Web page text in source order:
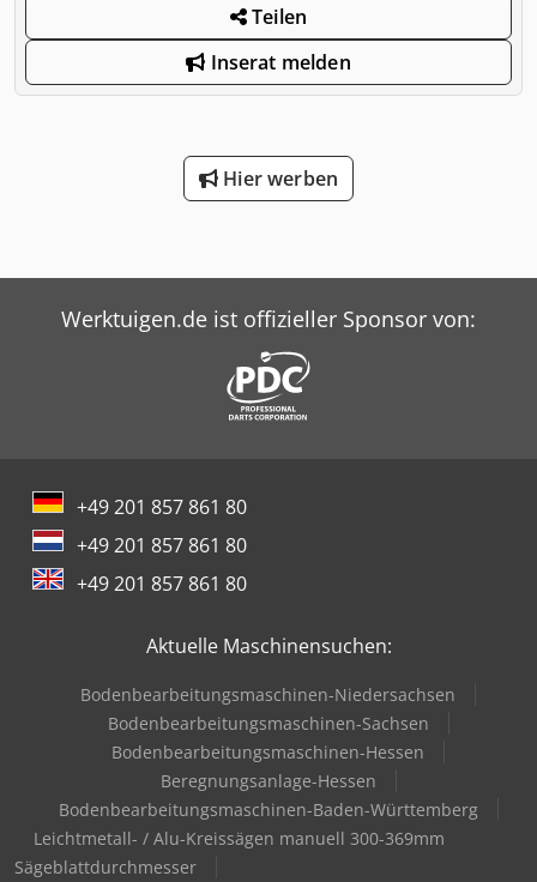
Teilen
Inserat melden
Hier werben
Werktuigen.de ist offizieller Sponsor von:
+49 201 857 861 80
+49 201 857 861 80
+49 201 857 861 80
Aktuelle Maschinensuchen:
Bodenbearbeitungsmaschinen-Niedersachsen
Bodenbearbeitungsmaschinen-Sachsen
Bodenbearbeitungsmaschinen-Hessen
Beregnungsanlage-Hessen
Bodenbearbeitungsmaschinen-Baden-Württemberg
Leichtmetall- / Alu-Kreissägen manuell 300-369mm
Sägeblattdurchmesser